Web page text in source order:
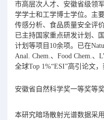
市高层次人才、安徽省级领
学学士和工学博士学位。主
传感分析、食品质量安全评
已主持国家重点研发计划、
计划等项目10余项。已在
Anal. Chem.、Food Chem.
全球Top 1%“ESI”高引论文
安徽省自然科学奖一等奖等奖
本研究暗场散射光谱数据采